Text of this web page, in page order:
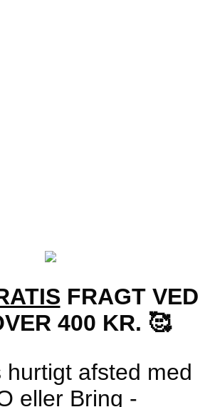
FRAGT VED
400 KR. 🥰
hurtigt afsted med
eller Bring -